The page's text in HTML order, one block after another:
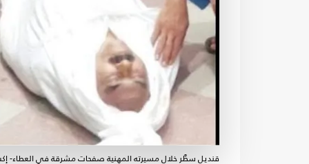
قنديل سطَّر خلال مسيرته المهنية صفحات مشرقة في العطاء-